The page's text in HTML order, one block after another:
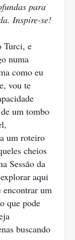
para
Inspire-se!
Turci, e
numa
como eu
vou te
um tombo
um roteiro
cheios
Sessão da
aqui
encontrar um
que pode
buscando